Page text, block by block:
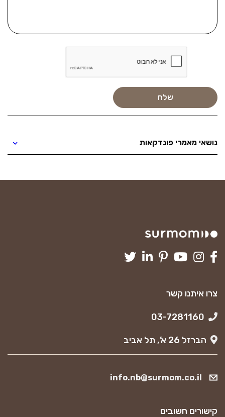
נושאי מאמרי פונדקאות
צרו איתנו קשר
הברזל 26 א’, תל אביב
info.nb@surmom.co.il
קישורים חשובים